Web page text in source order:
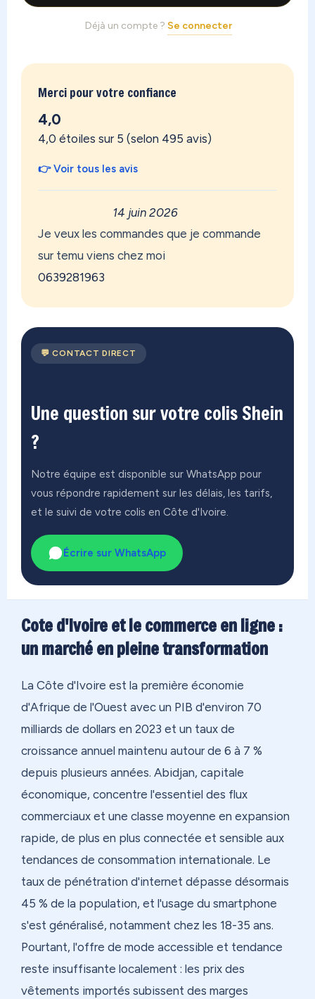
Déjà un compte ? Se connecter
Merci pour votre confiance
4,0
4,0 étoiles sur 5 (selon 495 avis)
👉 Voir tous les avis
14 juin 2026
Je veux les commandes que je commande
sur temu viens chez moi
0639281963
💬 CONTACT DIRECT
Une question sur votre colis Shein
?
Notre équipe est disponible sur WhatsApp pour
vous répondre rapidement sur les délais, les tarifs,
et le suivi de votre colis en Côte d'Ivoire.
Écrire sur WhatsApp
Cote d'Ivoire et le commerce en ligne :
un marché en pleine transformation
La Côte d'Ivoire est la première économie
d'Afrique de l'Ouest avec un PIB d'environ 70
milliards de dollars en 2023 et un taux de
croissance annuel maintenu autour de 6 à 7 %
depuis plusieurs années. Abidjan, capitale
économique, concentre l'essentiel des flux
commerciaux et une classe moyenne en expansion
rapide, de plus en plus connectée et sensible aux
tendances de consommation internationale. Le
taux de pénétration d'internet dépasse désormais
45 % de la population, et l'usage du smartphone
s'est généralisé, notamment chez les 18-35 ans.
Pourtant, l'offre de mode accessible et tendance
reste insuffisante localement : les prix des
vêtements importés subissent des marges